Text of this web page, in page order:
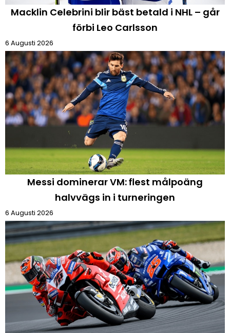
Macklin Celebrini blir bäst betald i NHL – går
förbi Leo Carlsson
6 Augusti 2026
Messi dominerar VM: flest målpoäng
halvvägs in i turneringen
6 Augusti 2026